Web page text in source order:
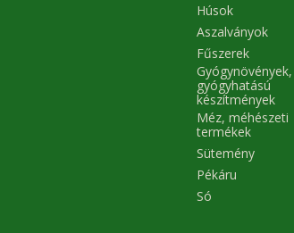
Húsok
Aszalványok
Fűszerek
Gyógynövények,
gyógyhatású
készítmények
Méz, méhészeti
termékek
Sütemény
Pékáru
Só